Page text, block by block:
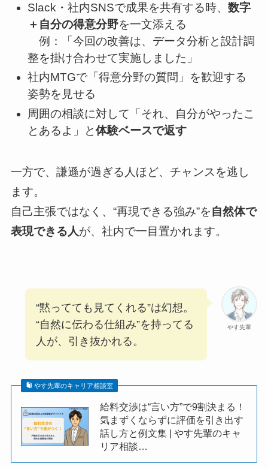
Slack・社内SNSで成果を共有する時、数字
＋自分の得意分野を一文添える
例：「今回の改善は、データ分析と設計調
整を掛け合わせて実施しました」
社内MTGで「得意分野の質問」を歓迎する
姿勢を見せる
周囲の相談に対して「それ、自分がやったこ
とあるよ」と体験ベースで返す
一方で、謙遜が過ぎる人ほど、チャンスを逃し
ます。
自己主張ではなく、“再現できる強み”を自然体で
表現できる人が、社内で一目置かれます。
やす先輩
“黙ってても見てくれる”は幻想。
“自然に伝わる仕組み”を持ってる
人が、引き抜かれる。
やす先輩のキャリア相談室
給料交渉は“言い方”で9割決まる！
気まずくならずに評価を引き出す
話し方と例文集 | やす先輩のキャ
リア相談…